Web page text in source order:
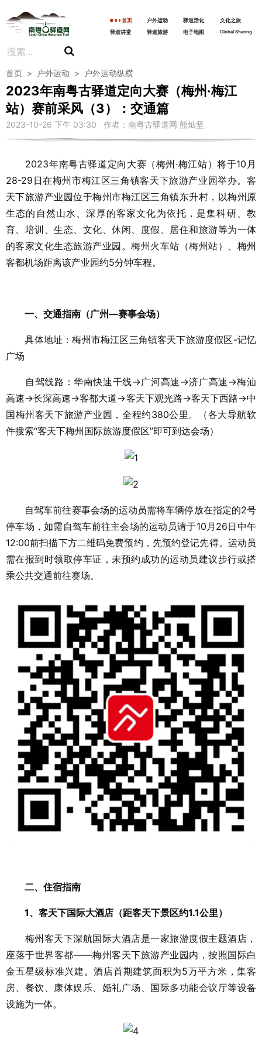
首页 户外运动 驿道活化
文化之旅
驿道讲堂
驿道旅游 电子地图 Global Sharing
首页 > 户外运动 > 户外运动纵横
2023年南粤古驿道定向大赛（梅州·梅江
站）赛前采风（3）：交通篇
2023-10-26 下午 03:30 作者：南粤古驿道网 熊灿坚
2023年南粤古驿道定向大赛（梅州·梅江站）将于10月
28-29日在梅州市梅江区三角镇客天下旅游产业园举办。客
天下旅游产业园位于梅州市梅江区三角镇东升村，以梅州原
生态的自然山水、深厚的客家文化为依托，是集科研、教
育、培训、生态、文化、休闲、度假、居住和旅游等为一体
的客家文化生态旅游产业园。梅州火车站 （梅州站）、梅州
客都机场距离该产业园约5分钟车程。
一、交通指南（广州—赛事会场）
具体地址：梅州市梅江区三角镇客天下旅游度假区-记忆
广场
自驾线路：华南快速干线→广河高速→济广高速→梅汕
高速→长深高速→客都大道→客天下观光路→客天下西路→中
国梅州客天下旅游产业园，全程约380公里。（各大导航软
件搜索“客天下梅州国际旅游度假区”即可到达会场）
自驾车前往赛事会场的运动员需将车辆停放在指定的2号
停车场，如需自驾车前往主会场的运动员请于10月26日中午
12:00前扫描下方二维码免费预约，先预约登记先得。运动员
需在报到时领取停车证，未预约成功的运动员建议步行或搭
乘公共交通前往赛场。
二、住宿指南
1、客天下国际大酒店（距客天下景区约1.1公里）
梅州客天下深航国际大酒店是一家旅游度假主题酒店，
座落于世界客都——梅州客天下旅游产业园内，按照国际白
金五星级标准兴建。酒店首期建筑面积为5万平方米，集客
房、餐饮、康体娱乐、婚礼广场、国际多功能会议厅等设备
设施为一体。